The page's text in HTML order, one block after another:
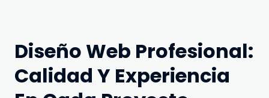
Diseño Web Profesional:
Calidad Y Experiencia